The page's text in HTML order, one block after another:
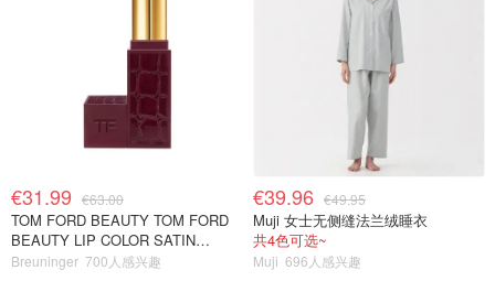
€31.99 €63.00
TOM FORD BEAUTY TOM FORD
BEAUTY LIP COLOR SATIN
MATTE 裸玫瑰口红
Breuninger 700人感兴趣
€39.96 €49.95
Muji 女士无侧缝法兰绒睡衣
共4色可选~
Muji 696人感兴趣